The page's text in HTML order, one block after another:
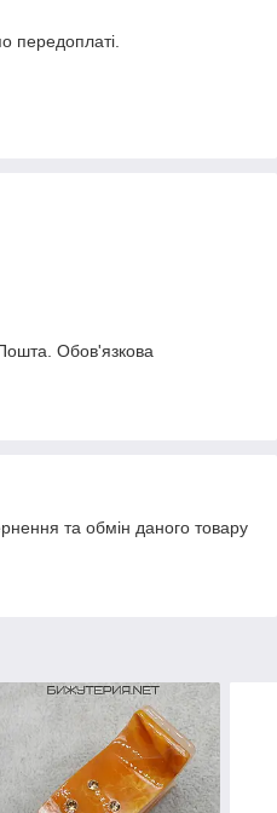
передоплаті.
Обов'язкова
та обмін даного товару